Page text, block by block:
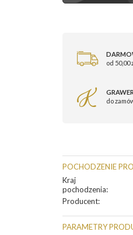
od 50,00
do
POCHODZENIE
Kraj
pochodzenia:
Producent:
PARAMETRY